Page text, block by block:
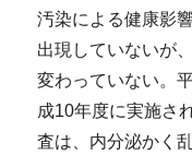
汚染による健康影
出現していないが
変わっていない。
成10年度に実施さ
査は、内分泌かく